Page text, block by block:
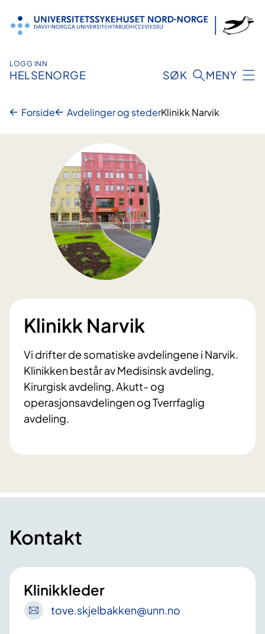
innhold
LOGG INN
HELSENORGE SØK MENY
Forside Avdelinger og stederKlinikk Narvik
Klinikk Narvik
Vi drifter de somatiske avdelingene i Narvik.
Klinikken består av Medisinsk avdeling,
Kirurgisk avdeling, Akutt- og
operasjonsavdelingen og Tverrfaglig
avdeling.
Kontakt
Klinikkleder
tove.skjelbakken@unn.no